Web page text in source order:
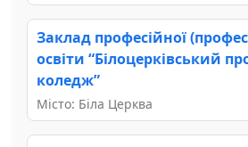
Заклад професійної
освіти “Білоцерківський
коледж”
Місто: Біла Церква